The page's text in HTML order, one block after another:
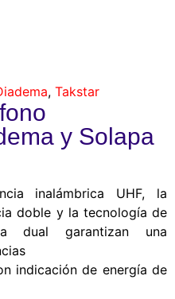
, Takstar
y Solapa
inalámbrica UHF, la
doble y la tecnología de
dual garantizan una
indicación de energía de